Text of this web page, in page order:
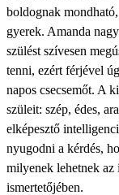
boldognak
gyerek. Amanda
szülést szívesen
tenni, ezért férjével
napos csecsemőt. A
szüleit: szép, édes,
elképesztő
nyugodni a kérdés,
milyenek lehetnek az
ismertetőjében.